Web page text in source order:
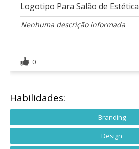
Logotipo Para Salão de Estética
Nenhuma descrição informada
0
Habilidades:
Branding
Design